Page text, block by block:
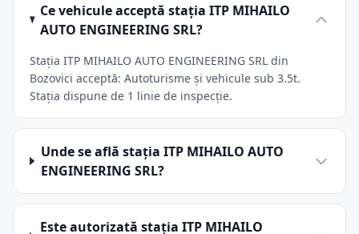
Ce vehicule acceptă stația ITP MIHAILO
AUTO ENGINEERING SRL?
Stația ITP MIHAILO AUTO ENGINEERING SRL din
Bozovici acceptă: Autoturisme și vehicule sub 3.5t.
Stația dispune de 1 linie de inspecție.
Unde se află stația ITP MIHAILO AUTO
ENGINEERING SRL?
Este autorizată stația ITP MIHAILO